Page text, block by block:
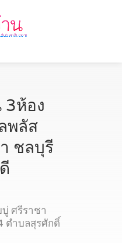
3ห้อง
พลัส
ชลบุรี
ศรีราชา
ตำบลสุรศักดิ์